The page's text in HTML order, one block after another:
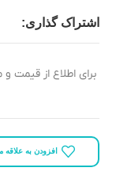
اشتراک گذاری:
برای اطلاع از قیمت و
افزودن به علاقه